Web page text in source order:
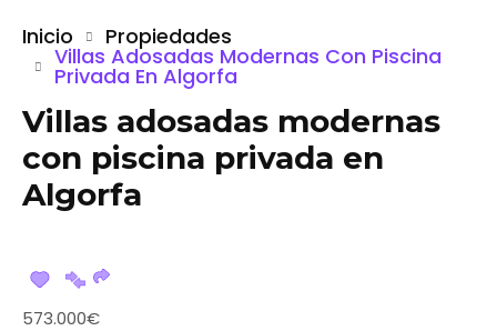
Inicio Propiedades
Villas Adosadas Modernas Con Piscina
Privada En Algorfa
Villas adosadas modernas
con piscina privada en
Algorfa
573.000€